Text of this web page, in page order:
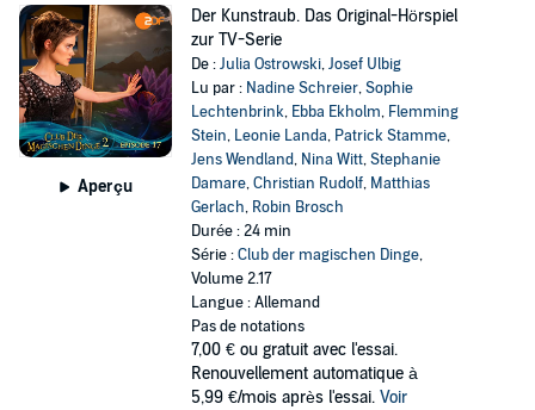
Aperçu
Der Kunstraub. Das Original-Hörspiel
zur TV-Serie
De :Julia Ostrowski,Josef Ulbig
Lu par : Nadine Schreier,Sophie
Lechtenbrink, Ebba Ekholm, Flemming
Stein, Leonie Landa, Patrick Stamme,
Jens Wendland, Nina Witt,Stephanie
Damare,Christian Rudolf, Matthias
Gerlach, Robin Brosch
Durée : 24 min
Série :Club der magischen Dinge,
Volume 2.17
Langue : Allemand
Pas de notations
7,00 € ou gratuit avec l'essai.
Renouvellement automatique à
5,99 €/mois après l'essai. Voir